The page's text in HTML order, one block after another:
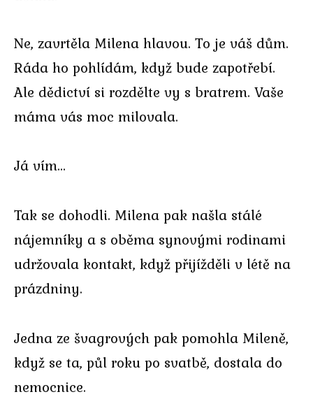
Ne, zavrtěla Milena hlavou. To je váš dům.
Ráda ho pohlídám, když bude zapotřebí.
Ale dědictví si rozdělte vy s bratrem. Vaše
máma vás moc milovala.
Já vím…
Tak se dohodli. Milena pak našla stálé
nájemníky a s oběma synovými rodinami
udržovala kontakt, když přijížděli v létě na
prázdniny.
Jedna ze švagrových pak pomohla Mileně,
když se ta, půl roku po svatbě, dostala do
nemocnice.